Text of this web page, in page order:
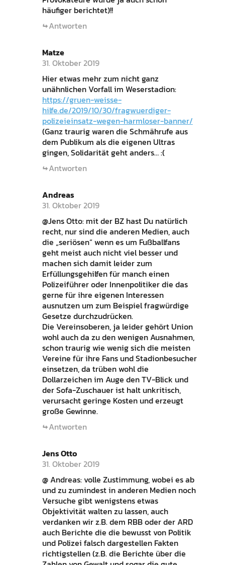
häufiger berichtet)!!
Antworten
Matze
31. Oktober 2019
Hier etwas mehr zum nicht ganz
unähnlichen Vorfall im Weserstadion:
https://gruen-weisse-
hilfe.de/2019/10/30/fragwuerdiger-
polizeieinsatz-wegen-harmloser-banner/
(Ganz traurig waren die Schmährufe aus
dem Publikum als die eigenen Ultras
gingen, Solidarität geht anders… :(
Antworten
Andreas
31. Oktober 2019
@Jens Otto: mit der BZ hast Du natürlich
recht, nur sind die anderen Medien, auch
die „seriösen“ wenn es um Fußballfans
geht meist auch nicht viel besser und
machen sich damit leider zum
Erfüllungsgehilfen für manch einen
Polizeiführer oder Innenpolitiker die das
gerne für ihre eigenen Interessen
ausnutzen um zum Beispiel fragwürdige
Gesetze durchzudrücken.
Die Vereinsoberen, ja leider gehört Union
wohl auch da zu den wenigen Ausnahmen,
schon traurig wie wenig sich die meisten
Vereine für ihre Fans und Stadionbesucher
einsetzen, da trüben wohl die
Dollarzeichen im Auge den TV-Blick und
der Sofa-Zuschauer ist halt unkritisch,
verursacht geringe Kosten und erzeugt
große Gewinne.
Antworten
Jens Otto
31. Oktober 2019
@ Andreas: volle Zustimmung, wobei es ab
und zu zumindest in anderen Medien noch
Versuche gibt wenigstens etwas
Objektivität walten zu lassen, auch
verdanken wir z.B. dem RBB oder der ARD
auch Berichte die die bewusst von Politik
und Polizei falsch dargestellen Fakten
richtigstellen (z.B. die Berichte über die